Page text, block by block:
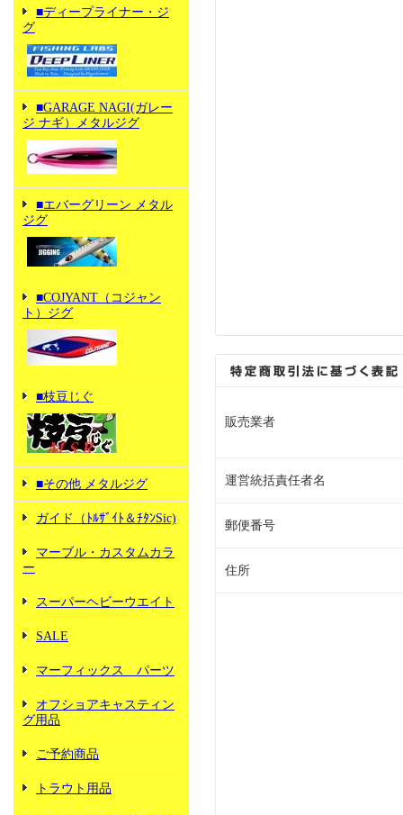
■ディープライナー・ジ
グ
■GARAGE NAGI(ガレー
ジ ナギ）メタルジグ
■エバーグリーン メタル
ジグ
■COJYANT（コジャン
ト）ジグ
■枝豆じぐ
■その他 メタルジグ
ガイド（ﾄﾙｻﾞｲﾄ＆ﾁﾀﾝSic)
マーブル・カスタムカラ
ー
スーパーヘビーウエイト
SALE
マーフィックス パーツ
オフショアキャスティン
グ用品
ご予約商品
トラウト用品
販売業者
運営統括責任者名
郵便番号
住所